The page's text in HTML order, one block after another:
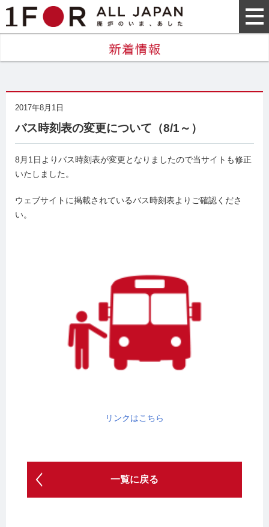
2017年8月1日
バス時刻表の変更について（8/1～）
8月1日よりバス時刻表が変更となりましたので当サイトも修正
いたしました。
ウェブサイトに掲載されているバス時刻表よりご確認くださ
い。
リンクはこちら
一覧に戻る